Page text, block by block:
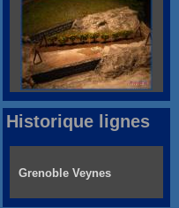
Historique lignes
Grenoble Veynes